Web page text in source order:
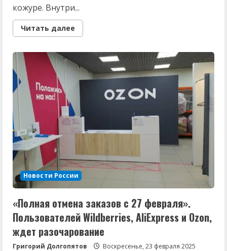
кожуре. Внутри...
Читать далее
more
апельсины:
почему
гурманы
обходят
все
магазины
ради
этих
цитрусов
—
есть
две
Новости России
«Полная отмена заказов с 27 февраля».
Пользователей Wildberries, AliExpress и Ozon,
ждет разочарование
Григорий Долгопятов Воскресенье, 23 февраля 2025